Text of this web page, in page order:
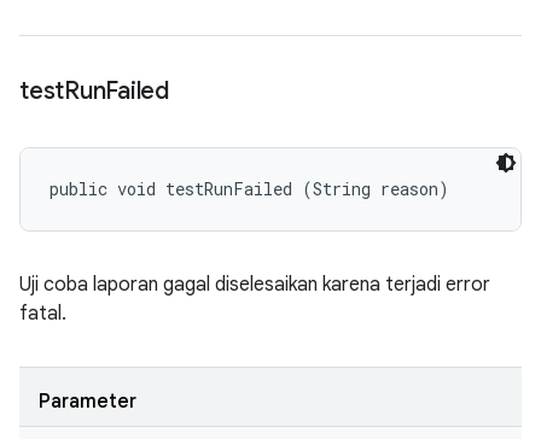
testRunFailed
public void testRunFailed (String reason)
Uji coba laporan gagal diselesaikan karena terjadi error
fatal.
Parameter